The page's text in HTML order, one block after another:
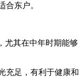
合东户。
尤其在中年时期能够
充足，有利于健康和